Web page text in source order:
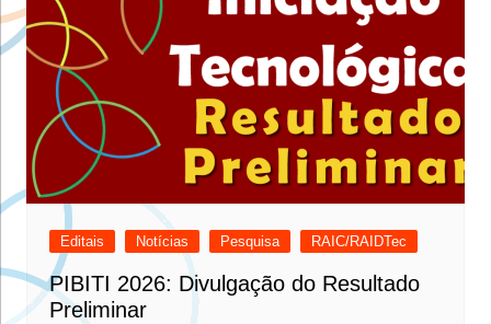
Editais Notícias Pesquisa RAIC/RAIDTec
PIBITI 2026: Divulgação do Resultado
Preliminar